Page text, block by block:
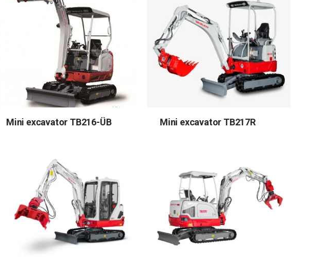
Mini excavator TB216-ÜB Mini excavator TB217R